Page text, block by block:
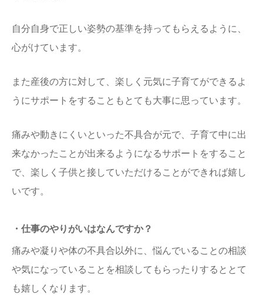
自分自身で正しい姿勢の基準を持ってもらえるように、
心がけています。
また産後の方に対して、楽しく元気に子育てができるよ
うにサポートをすることもとても大事に思っています。
痛みや動きにくいといった不具合が元で、子育て中に出
来なかったことが出来るようになるサポートをすること
で、楽しく子供と接していただけることができれば嬉し
いです。
・仕事のやりがいはなんですか？
痛みや凝りや体の不具合以外に、悩んでいることの相談
や気になっていることを相談してもらったりするととて
も嬉しくなります。